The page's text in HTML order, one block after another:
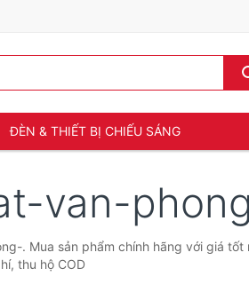
ĐÈN & THIẾT BỊ CHIẾU SÁNG
van-
. Mua sản phẩm chính hãng với giá tốt
thu hộ COD